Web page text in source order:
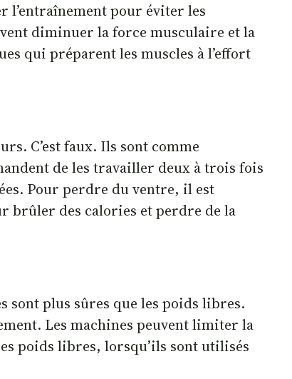
l’entraînement pour éviter les
diminuer la force musculaire et la
qui préparent les muscles à l’effort
C’est faux. Ils sont comme
de les travailler deux à trois fois
Pour perdre du ventre, il est
brûler des calories et perdre de la
sont plus sûres que les poids libres.
Les machines peuvent limiter la
poids libres, lorsqu’ils sont utilisés